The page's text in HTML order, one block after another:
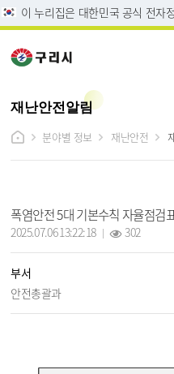
이 누리집은 대한민국 공식 전자
재난안전알림
분야별 정보
재난안전
폭염안전 5대 기본수칙 자율점검
2025.07.06 13:22:18 302
부서
안전총괄과